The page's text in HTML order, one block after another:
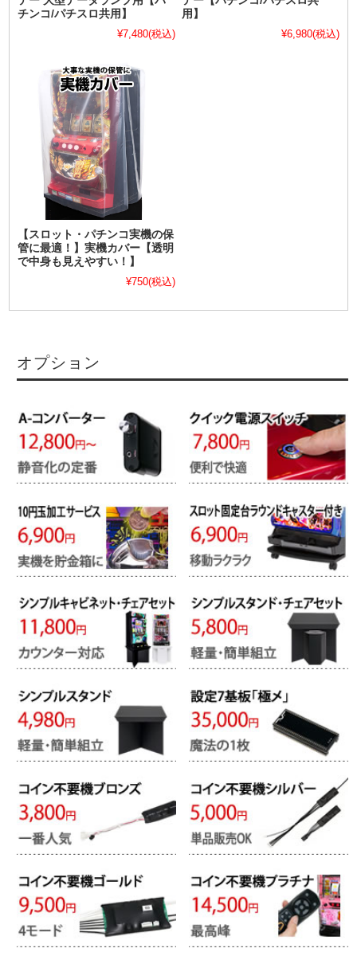
チンコ/パチスロ共用】
¥7,480(税込)
用】
¥6,980(税込)
【スロット・パチンコ実機の保
管に最適！】実機カバー【透明
で中身も見えやすい！】
¥750(税込)
オプション